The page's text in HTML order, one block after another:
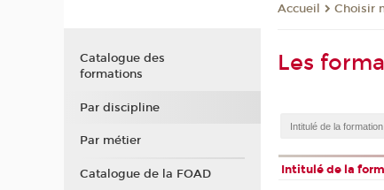
Accueil Choisir
Les
Intitulé de la
Catalogue des
formations
Par discipline
Par métier
Catalogue de la FOAD